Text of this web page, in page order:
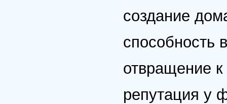
создание
способность
отвращение
репутация у